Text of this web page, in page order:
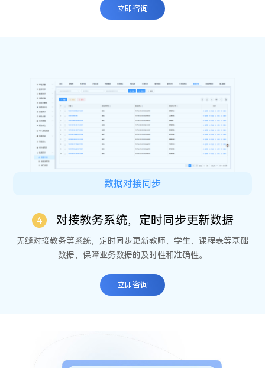
立即咨询
数据对接同步
4 对接教务系统，定时同步更新数据
无缝对接教务等系统，定时同步更新教师、学生、课程表等基础
数据，保障业务数据的及时性和准确性。
立即咨询